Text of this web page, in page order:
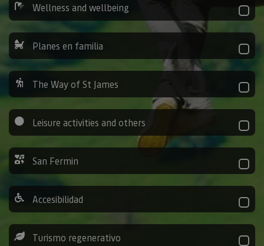
Wellness and wellbeing
Planes en familia
The Way of St James
Leisure activities and others
San Fermin
Accesibilidad
Turismo regenerativo